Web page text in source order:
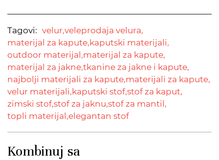
Tagovi: velur,veleprodaja velura,
materijal za kapute, kaputski materijali,
outdoor materijal,materijal za kapute,
materijal za jakne,tkanine za jakne i kapute,
najbolji materijali za kapute,materijali za kapute,
velur materijali, kaputski stof,stof za kaput,
zimski stof,stof za jaknu,stof za mantil,
topli materijal,elegantan stof
Kombinuj sa